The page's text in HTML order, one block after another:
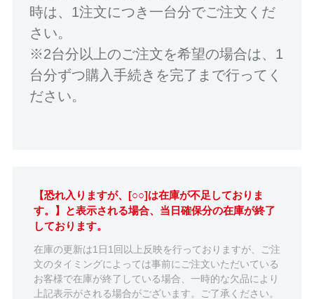
時は、1注文につき一台分でご注文くだ
さい。
※2台分以上のご注文を希望の場合は、1
台分ずつ購入手続きを完了まで行ってく
ださい。
【恐れ入りますが、[○○]は在庫が不足しておりま
す。】と表示される場合、当日確保分の在庫が終了
しております。
在庫の更新は1日1回以上反映を行っておりますが、ご注
文のタイミングによっては事前にご注文いただいている
お客様で在庫が終了している場合、一時的な欠品により
上記表示がされる場合がございます。ご了承ください。